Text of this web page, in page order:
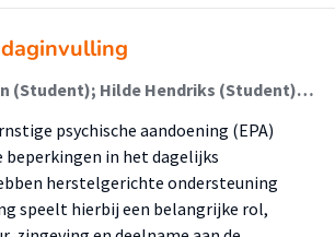
Sjoerd Wasserman (Student); Hilde Hendriks (Student); Simone Arkesteijn (Begeleider)
psychische aandoening (EPA)
beperkingen in het dagelijks
herstelgerichte ondersteuning
speelt hierbij een belangrijke rol,